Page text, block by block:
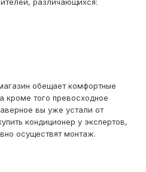
различающихся:
обещает комфортные
кроме того превосходное
вы уже устали от
кондиционер у экспертов,
осуществят монтаж.